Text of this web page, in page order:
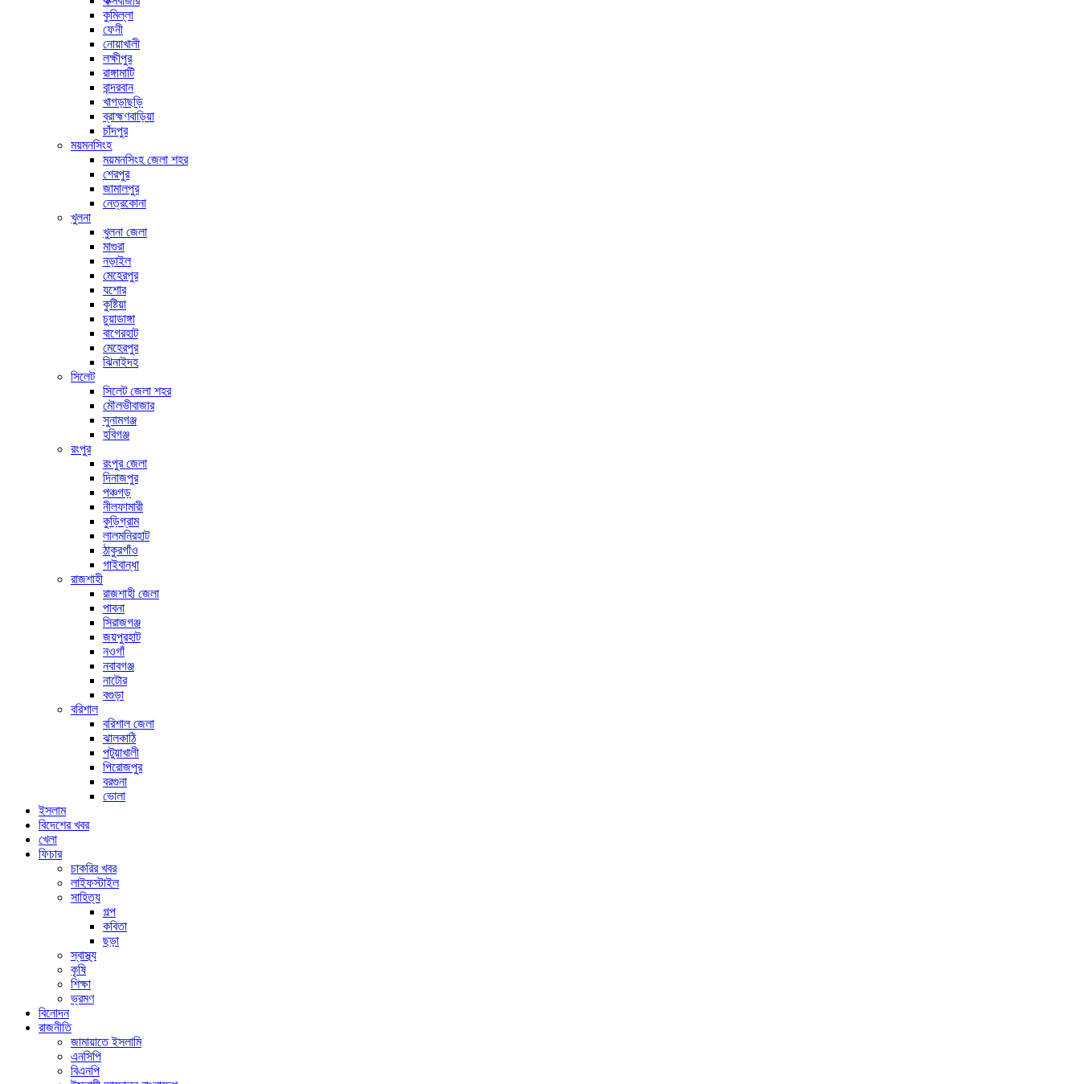
কুমিল্লা
ফেনী
নোয়াখালী
লক্ষীপুর
রাঙ্গামাটি
বান্দরবান
খাগড়াছড়ি
ব্রাহ্মণবাড়িয়া
চাঁদপুর
ময়মনসিংহ
ময়মনসিংহ জেলা শহর
শেরপুর
জামালপুর
নেত্রকোনা
খুলনা
খুলনা জেলা
মাগুরা
নড়াইল
মেহেরপুর
যশোর
কুষ্টিয়া
চুয়াডাঙ্গা
বাগেরহাট
মেহেরপুর
ঝিনাইদহ
সিলেট
সিলেট জেলা শহর
মৌলভীবাজার
সুনামগঞ্জ
হবিগঞ্জ
রংপুর
রংপুর জেলা
দিনাজপুর
পঞ্চগড়
নীলফামারী
কুড়িগ্রাম
লালমনিরহাট
ঠাকুরগাঁও
গাইবান্ধা
রাজশাহী
রাজশাহী জেলা
পাবনা
সিরাজগঞ্জ
জয়পুরহাট
নওগাঁ
নবাবগঞ্জ
নাটোর
বগুড়া
বরিশাল
বরিশাল জেলা
ঝালকাঠি
পটুয়াখালী
পিরোজপুর
বরগুনা
ভোলা
ইসলাম
বিদেশের খবর
খেলা
ফিচার
চাকরির খবর
লাইফস্টাইল
সাহিত্য
গল্প
কবিতা
ছড়া
স্বাস্থ্য
কৃষি
শিক্ষা
ভ্রমণ
বিনোদন
রাজনীতি
জামায়াতে ইসলামি
এনসিপি
বিএনপি